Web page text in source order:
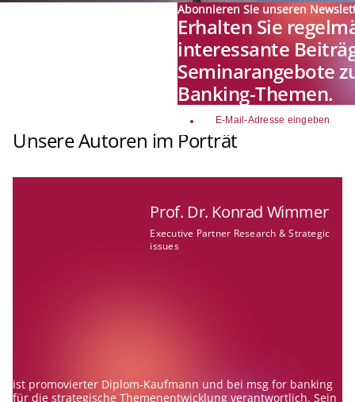
Abonnieren Sie unseren
Erhalten Sie
interessante
Seminarangebote
Banking-Themen.
email
Unsere Autoren im Porträt
Prof. Dr. Konrad Wimmer
Executive Partner Research & Strategic
issues
ist promovierter Diplom-Kaufmann und bei msg for banking
für die strategische Themenentwicklung verantwortlich. Sein